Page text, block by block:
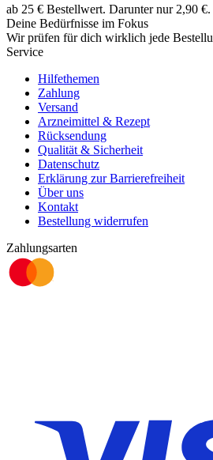
ab 25 € Bestellwert. Darunter nur 2,90 €.
Deine Bedürfnisse im Fokus
Wir prüfen für dich wirklich jede
Service
Hilfethemen
Zahlung
Versand
Arzneimittel & Rezept
Rücksendung
Qualität & Sicherheit
Datenschutz
Erklärung zur Barrierefreiheit
Über uns
Kontakt
Bestellung widerrufen
Zahlungsarten